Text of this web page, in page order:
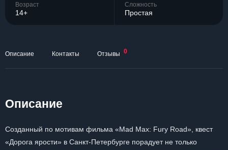
Возраст
14+
Сложность
Простая
Описание Контакты Отзывы 0
Описание
Созданный по мотивам фильма «Mad Max: Fury Road», квест
«Дорога ярости» в Санкт-Петербурге порадует не только